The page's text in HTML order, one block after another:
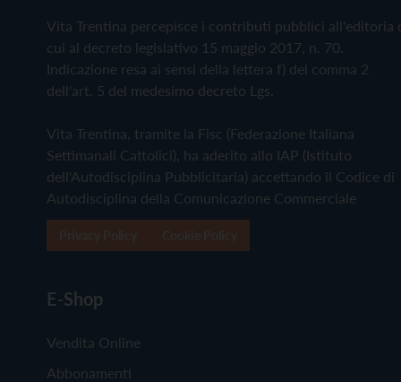
Vita Trentina percepisce i contributi pubblici all'editoria
cui al decreto legislativo 15 maggio 2017, n. 70.
Indicazione resa ai sensi della lettera f) del comma 2
dell'art. 5 del medesimo decreto Lgs.
Vita Trentina, tramite la Fisc (Federazione Italiana
Settimanali Cattolici), ha aderito allo IAP (Istituto
dell'Autodisciplina Pubblicitaria) accettando il Codice di
Autodisciplina della Comunicazione Commerciale
E-Shop
Vendita Online
Abbonamenti